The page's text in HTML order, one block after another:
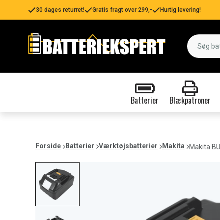
30 dages returret! Gratis fragt over 299,- Hurtig levering!
Batterier Blækpatroner
Forside Batterier Værktøjsbatterier Makita Makita